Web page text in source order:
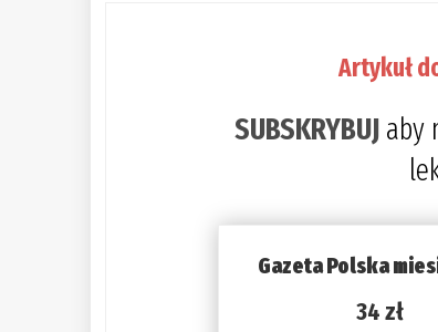
Artykuł
SUBSKRYBUJ aby
Gazeta Polska
34 zł